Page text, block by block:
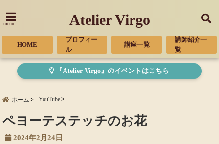
menu Atelier Virgo
HOME
プロフィー
ル
講座一覧
講師紹介一
覧
『Atelier Virgo』のイベントはこちら
ホーム YouTube
ペヨーテステッチのお花
2024年2月24日